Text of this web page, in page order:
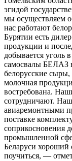
эгидой
мы осуществляем
нас работают
Бурятии есть
продукции и
добывается уголь
самосвалы БЕЛАЗ
белорусские
молочная
востребована.
сотрудничают.
авиаремонтными
поставке
соприкосновения
промышленной
Беларуси хороший
поучиться, —